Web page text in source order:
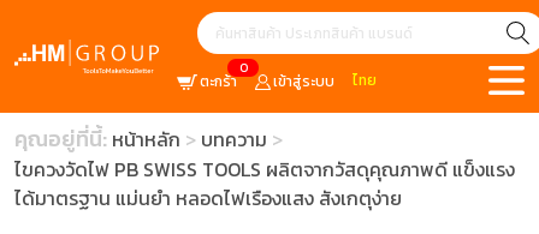
0
ตะกร้า เข้าสู่ระบบ ไทย
คุณอยู่ที่นี้: หน้าหลัก
บทความ
ไขควงวัดไฟ PB SWISS TOOLS ผลิตจากวัสดุคุณภาพดี แข็งแรง
ได้มาตรฐาน แม่นยำ หลอดไฟเรืองแสง สังเกตุง่าย